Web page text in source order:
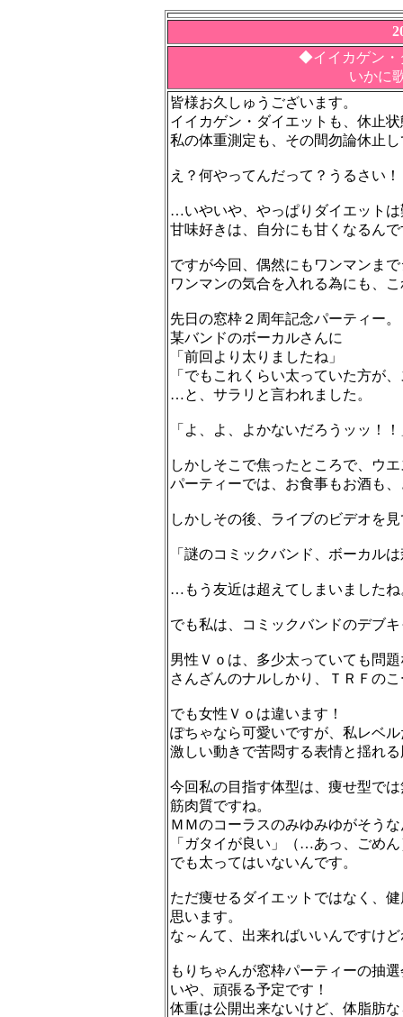
◆イイカゲン・
いかに歌い、踊
皆様お久しゅうございます。
イイカゲン・ダイエットも、休止
私の体重測定も、その間勿論休止
え？何やってんだって？うるさい！
…いやいや、やっぱりダイエット
甘味好きは、自分にも甘くなるん
ですが今回、偶然にもワンマンま
ワンマンの気合を入れる為にも、
先日の窓枠２周年記念パーティー。
某バンドのボーカルさんに
「前回より太りましたね」
「でもこれくらい太っていた方が
…と、サラリと言われました。
「よ、よ、よかないだろうッッ！
しかしそこで焦ったところで、ウ
パーティーでは、お食事もお酒も
しかしその後、ライブのビデオを
「謎のコミックバンド、ボーカル
…もう友近は超えてしまいましたね
でも私は、コミックバンドのデブ
男性Ｖｏは、多少太っていても問
さんざんのナルしかり、ＴＲＦの
でも女性Ｖｏは違います！
ぽちゃなら可愛いですが、私レベ
激しい動きで苦悶する表情と揺れ
今回私の目指す体型は、痩せ型で
筋肉質ですね。
ＭＭのコーラスのみゆみゆがそう
「ガタイが良い」（…あっ、ごめん
でも太ってはいないんです。
ただ痩せるダイエットではなく、
思います。
な～んて、出来ればいいんですけど
もりちゃんが窓枠パーティーの抽
いや、頑張る予定です！
体重は公開出来ないけど、体脂肪